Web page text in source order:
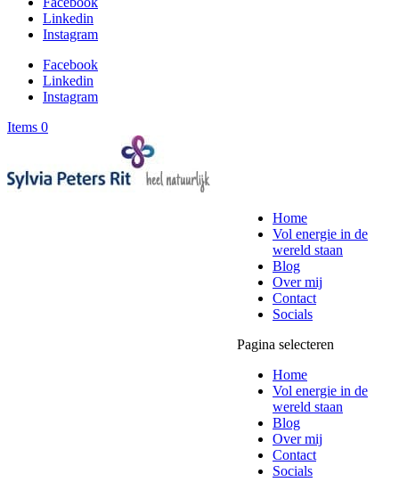
Linkedin
Instagram
Facebook
Linkedin
Instagram
Items 0
Home
Vol energie in de
wereld staan
Blog
Over mij
Contact
Socials
Pagina selecteren
Home
Vol energie in de
wereld staan
Blog
Over mij
Contact
Socials